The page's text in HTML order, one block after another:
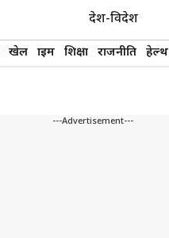
देश-विदेश
खेल क्राइम शिक्षा राजनीति हेल्थ
---Advertisement---